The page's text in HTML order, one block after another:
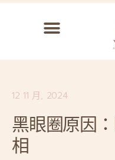
12 11 月, 2024
黑眼圈原因
相